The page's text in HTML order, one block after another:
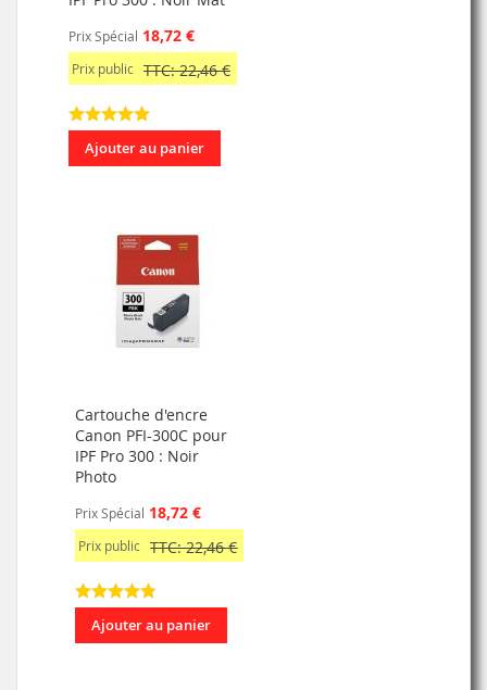
Prix Spécial 18,72 €
Prix public TTC: 22,46 €
Ajouter au panier
Cartouche d'encre
Canon PFI-300C pour
IPF Pro 300 : Noir
Photo
Prix Spécial 18,72 €
Prix public TTC: 22,46 €
Ajouter au panier